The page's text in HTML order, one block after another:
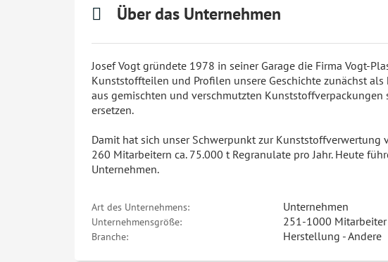
Über das Unternehmen
Josef Vogt gründete 1978 in seiner Garage die Firma Vogt-
Kunststoffteilen und Profilen unsere Geschichte zunächst
aus gemischten und verschmutzten
ersetzen.
Damit hat sich unser Schwerpunkt zur
260 Mitarbeitern ca. 75.000 t Regranulate pro Jahr. Heute
Unternehmen.
Art des Unternehmens: Unternehmen
Unternehmensgröße: 251-1000 Mitarbeiter
Branche: Herstellung - Andere